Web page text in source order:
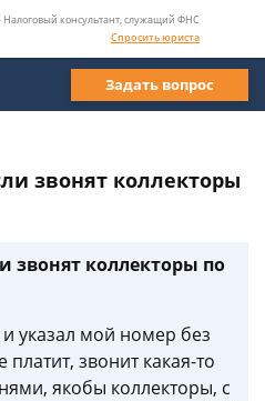
Налоговый консультант, служащий ФНС
Спросить юриста
Задать вопрос
звонят коллекторы
звонят коллекторы по
указал мой номер без
звонит какая-то
якобы коллекторы, с